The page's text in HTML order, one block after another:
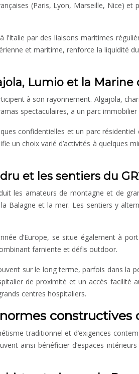
(Paris, Lyon, Marseille, Nice)
par des liaisons maritimes
et maritime, renforce la liquidité
Lumio et la Marine
à son rayonnement. Algajola,
spectaculaires, a un parc
confidentielles et un parc
un choix varié d’activités à quelques
et les sentiers du
les amateurs de montagne et de
Balagne et la mer. Les sentiers y
d’Europe, se situe également à
farniente et défis outdoor.
sur le long terme, parfois dans la
de proximité et un accès facilité
centres hospitaliers.
constructives
traditionnel et d’exigences
ainsi bénéficier d’espaces